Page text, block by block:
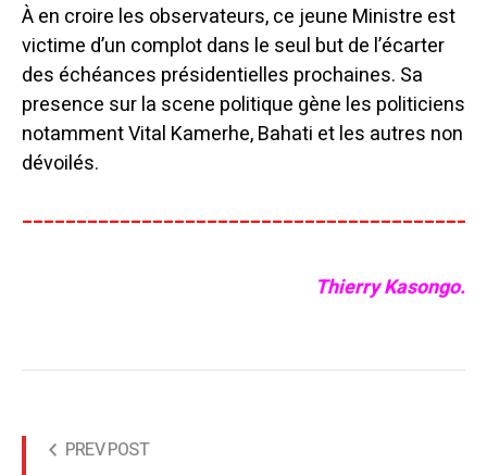
À en croire les observateurs, ce jeune Ministre est
victime d’un complot dans le seul but de l’écarter
des échéances présidentielles prochaines. Sa
presence sur la scene politique gène les politiciens
notamment Vital Kamerhe, Bahati et les autres non
dévoilés.
Thierry Kasongo.
PREV POST